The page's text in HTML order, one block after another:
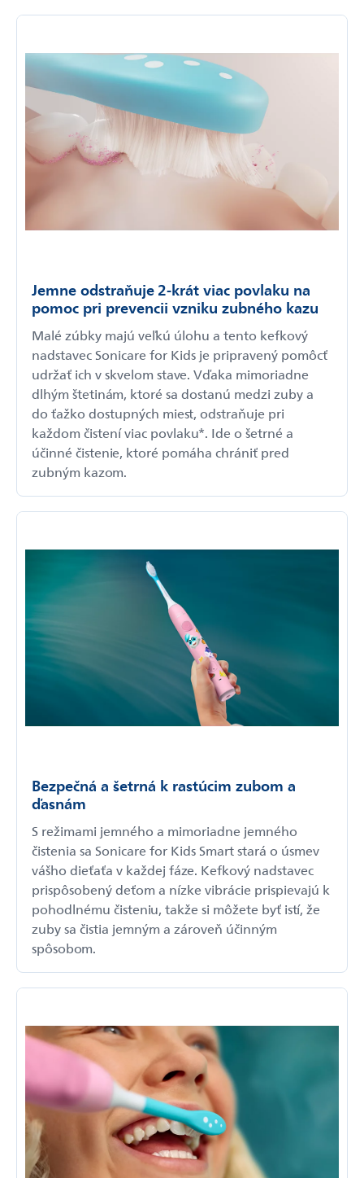
Jemne odstraňuje 2-krát viac povlaku na
pomoc pri prevencii vzniku zubného kazu
Malé zúbky majú veľkú úlohu a tento kefkový
nadstavec Sonicare for Kids je pripravený pomôcť
udržať ich v skvelom stave. Vďaka mimoriadne
dlhým štetinám, ktoré sa dostanú medzi zuby a
do ťažko dostupných miest, odstraňuje pri
každom čistení viac povlaku*. Ide o šetrné a
účinné čistenie, ktoré pomáha chrániť pred
zubným kazom.
Bezpečná a šetrná k rastúcim zubom a
ďasnám
S režimami jemného a mimoriadne jemného
čistenia sa Sonicare for Kids Smart stará o úsmev
vášho dieťaťa v každej fáze. Kefkový nadstavec
prispôsobený deťom a nízke vibrácie prispievajú k
pohodlnému čisteniu, takže si môžete byť istí, že
zuby sa čistia jemným a zároveň účinným
spôsobom.